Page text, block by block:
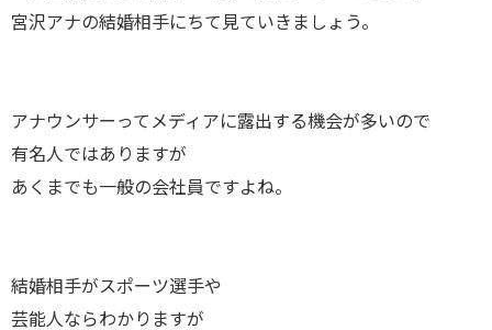
宮沢アナの結婚相手にちて見ていきましょう。
アナウンサーってメディアに露出する機会が多いので
有名人ではありますが
あくまでも一般の会社員ですよね。
結婚相手がスポーツ選手や
芸能人ならわかりますが